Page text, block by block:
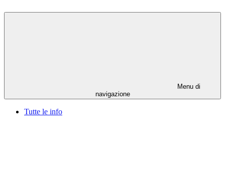
Menu di
navigazione
Tutte le info